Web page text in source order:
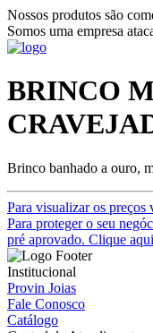
Nossos produtos são
Somos uma empresa
BRINCO
Brinco banhado a ouro,
Para visualizar os preços
Para proteger o seu
pré aprovado. Clique
Institucional
Provin Joias
Fale Conosco
Catálogo